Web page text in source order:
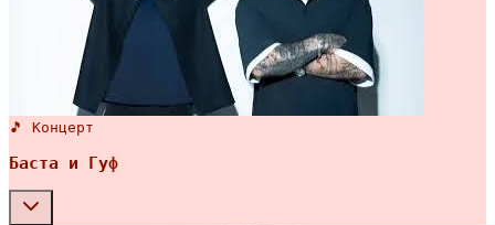
🎵 Концерт
Баста и Гуф